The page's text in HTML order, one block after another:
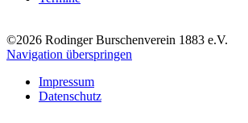
©2026 Rodinger Burschenverein 1883 e.V.
Navigation überspringen
Impressum
Datenschutz